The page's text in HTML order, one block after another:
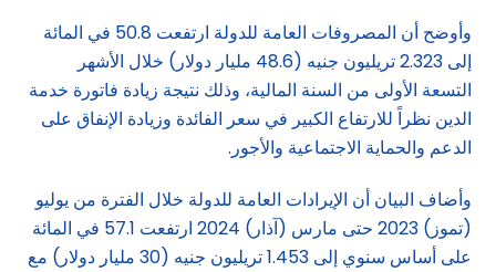
وأوضح أن المصروفات العامة للدولة ارتفعت 50.8 في المائة
إلى 2.323 تريليون جنيه (48.6 مليار دولار) خلال الأشهر
التسعة الأولى من السنة المالية، وذلك نتيجة زيادة فاتورة خدمة
الدين نظراً للارتفاع الكبير في سعر الفائدة وزيادة الإنفاق على
الدعم والحماية الاجتماعية والأجور.
وأضاف البيان أن الإيرادات العامة للدولة خلال الفترة من يوليو
(تموز) 2023 حتى مارس (آذار) 2024 ارتفعت 57.1 في المائة
على أساس سنوي إلى 1.453 تريليون جنيه (30 مليار دولار) مع